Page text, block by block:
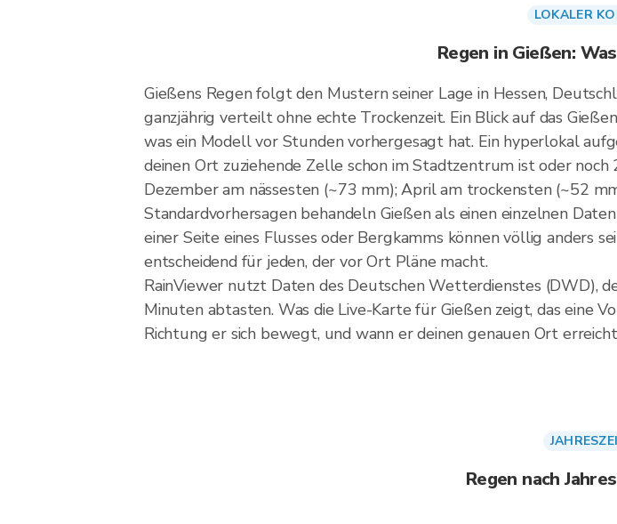
LOKALER
Regen in Gießen:
Gießens Regen folgt den Mustern seiner Lage in Hessen,
ganzjährig verteilt ohne echte Trockenzeit. Ein Blick auf das
was ein Modell vor Stunden vorhergesagt hat. Ein hyperlokal
deinen Ort zuziehende Zelle schon im Stadtzentrum ist oder
Dezember am nässesten (~73 mm); April am trockensten (~52
Standardvorhersagen behandeln Gießen als einen einzelnen
einer Seite eines Flusses oder Bergkamms können völlig anders
entscheidend für jeden, der vor Ort Pläne macht.
RainViewer nutzt Daten des Deutschen Wetterdienstes (DWD),
Minuten abtasten. Was die Live-Karte für Gießen zeigt, das eine
Richtung er sich bewegt, und wann er deinen genauen Ort
Regen nach